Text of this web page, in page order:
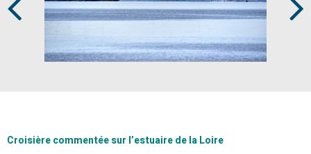
Croisière commentée sur l’estuaire de la Loire